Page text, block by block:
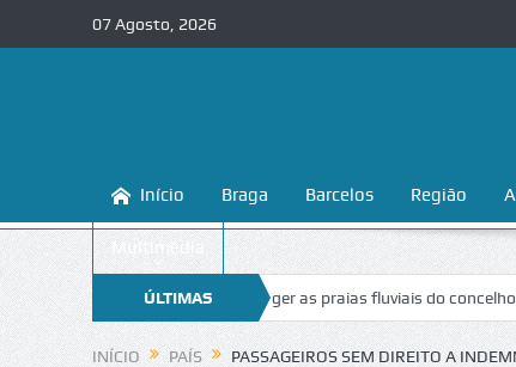
07 Agosto, 2026
Início Braga Barcelos Região
Multimédia
ÚLTIMAS
NOTÍCIAS
a conhecer e proteger as praias fluviais do concelho
INÍCIO PAÍS
PASSAGEIROS SEM DIREITO A